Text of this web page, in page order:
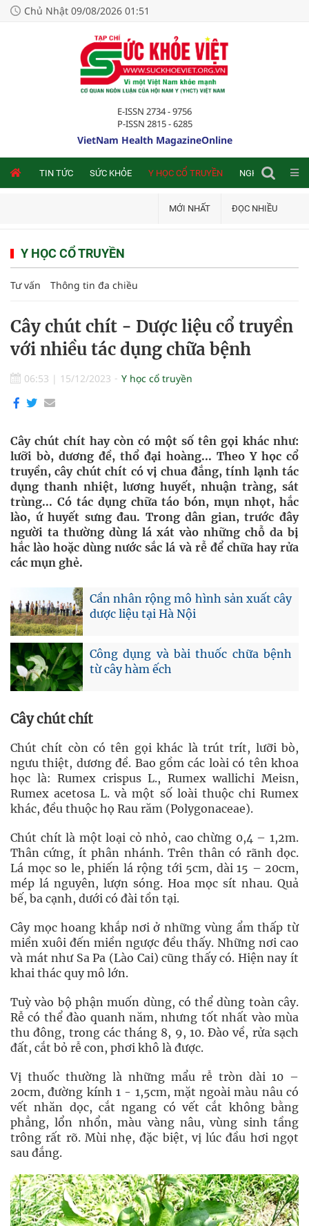
Chủ Nhật 09/08/2026 01:51
E-ISSN 2734 - 9756
P-ISSN 2815 - 6285
VietNam Health MagazineOnline
TIN TỨC SỨC KHỎE Y HỌC CỔ TRUYỀN NGHIÊN CỨU
MỚI NHẤT ĐỌC NHIỀU
Y HỌC CỔ TRUYỀN
Tư vấn Thông tin đa chiều
Cây chút chít - Dược liệu cổ truyền
với nhiều tác dụng chữa bệnh
06:53 | 15/12/2023 Y học cổ truyền
Cây chút chít hay còn có một số tên gọi khác như:
lưỡi bò, dương đề, thổ đại hoàng... Theo Y học cổ
truyền, cây chút chít có vị chua đắng, tính lạnh tác
dụng thanh nhiệt, lương huyết, nhuận tràng, sát
trùng... Có tác dụng chữa táo bón, mụn nhọt, hắc
lào, ứ huyết sưng đau. Trong dân gian, trước đây
người ta thường dùng lá xát vào những chỗ da bị
hắc lào hoặc dùng nước sắc lá và rễ để chữa hay rửa
các mụn ghẻ.
Cần nhân rộng mô hình sản xuất cây
dược liệu tại Hà Nội
Công dụng và bài thuốc chữa bệnh
từ cây hàm ếch
Cây chút chít
Chút chít còn có tên gọi khác là trút trít, lưỡi bò,
ngưu thiệt, dương đề. Bao gồm các loài có tên khoa
học là: Rumex crispus L., Rumex wallichi Meisn,
Rumex acetosa L. và một số loài thuộc chi Rumex
khác, đều thuộc họ Rau răm (Polygonaceae).
Chút chít là một loại cỏ nhỏ, cao chừng 0,4 – 1,2m.
Thân cứng, ít phân nhánh. Trên thân có rãnh dọc.
Lá mọc so le, phiến lá rộng tới 5cm, dài 15 – 20cm,
mép lá nguyên, lượn sóng. Hoa mọc sít nhau. Quả
bế, ba cạnh, dưới có đài tồn tại.
Cây mọc hoang khắp nơi ở những vùng ẩm thấp từ
miền xuôi đến miền ngược đều thấy. Những nơi cao
và mát như Sa Pa (Lào Cai) cũng thấy có. Hiện nay ít
khai thác quy mô lớn.
Tuỳ vào bộ phận muốn dùng, có thể dùng toàn cây.
Rễ có thể đào quanh năm, nhưng tốt nhất vào mùa
thu đông, trong các tháng 8, 9, 10. Đào về, rửa sạch
đất, cắt bỏ rễ con, phơi khô là được.
Vị thuốc thường là những mẩu rễ tròn dài 10 –
20cm, đường kính 1 - 1,5cm, mặt ngoài màu nâu có
vết nhăn dọc, cắt ngang có vết cắt không bằng
phẳng, lổn nhổn, màu vàng nâu, vùng sinh tầng
trông rất rõ. Mùi nhẹ, đặc biệt, vị lúc đầu hơi ngọt
sau đắng.